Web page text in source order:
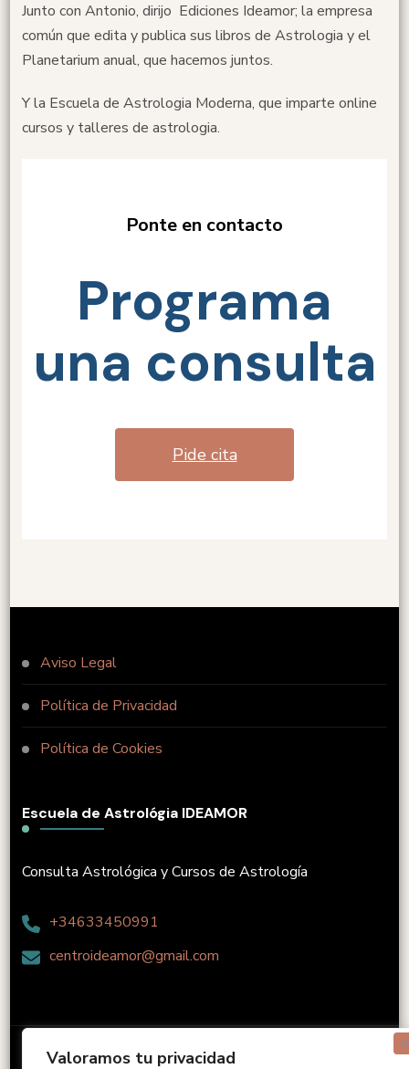
Valoramos tu privacidad
Junto con Antonio, dirijo Ediciones Ideamor; la empresa
común que edita y publica sus libros de Astrologia y el
Planetarium anual, que hacemos juntos.
Y la Escuela de Astrologia Moderna, que imparte online
cursos y talleres de astrologia.
Ponte en contacto
Programa
una consulta
Pide cita
Aviso Legal
Política de Privacidad
Política de Cookies
Escuela de Astrológia IDEAMOR
Consulta Astrológica y Cursos de Astrología
+34633450991
centroideamor@gmail.com
Elaborado por Ediciones Ideamor C.A